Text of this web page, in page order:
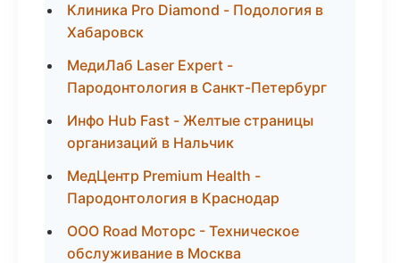
Клиника Pro Diamond - Подология в
Хабаровск
МедиЛаб Laser Expert -
Пародонтология в Санкт-Петербург
Инфо Hub Fast - Желтые страницы
организаций в Нальчик
МедЦентр Premium Health -
Пародонтология в Краснодар
ООО Road Моторс - Техническое
обслуживание в Москва